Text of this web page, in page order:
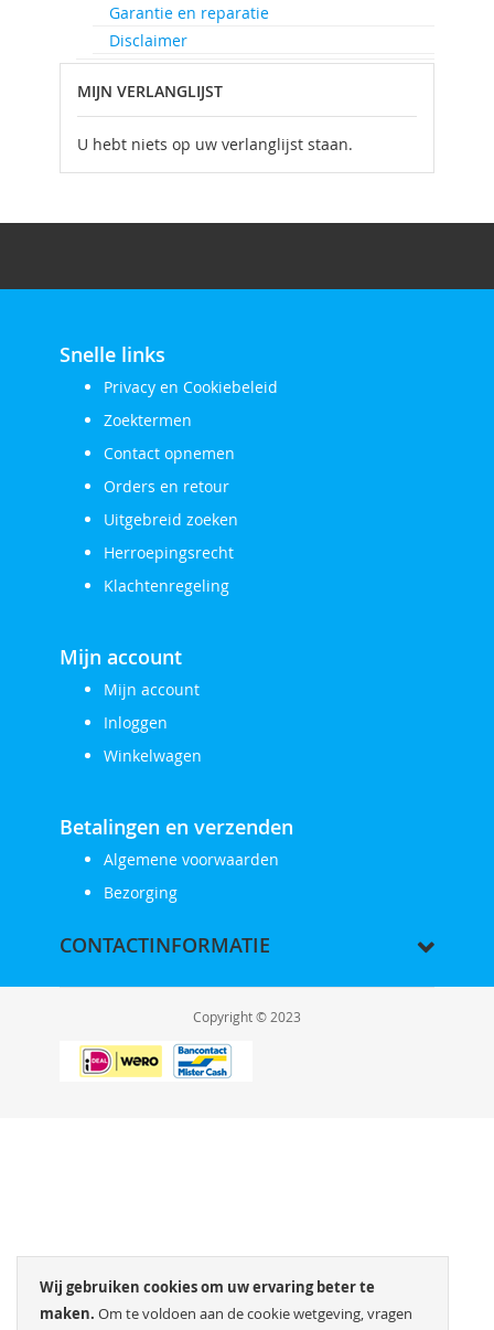
Wij gebruiken cookies om uw ervaring beter te
maken. Om te voldoen aan de cookie wetgeving, vragen
Garantie en reparatie
Disclaimer
MIJN VERLANGLIJST
U hebt niets op uw verlanglijst staan.
Snelle links
Privacy en Cookiebeleid
Zoektermen
Contact opnemen
Orders en retour
Uitgebreid zoeken
Herroepingsrecht
Klachtenregeling
Mijn account
Mijn account
Inloggen
Winkelwagen
Betalingen en verzenden
Algemene voorwaarden
Bezorging
CONTACTINFORMATIE
Copyright © 2023